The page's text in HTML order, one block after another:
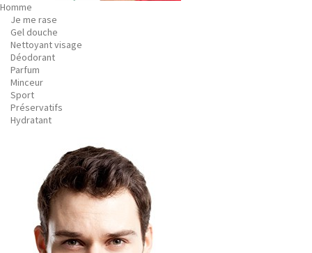
Homme
Je me rase
Gel douche
Nettoyant visage
Déodorant
Parfum
Minceur
Sport
Préservatifs
Hydratant